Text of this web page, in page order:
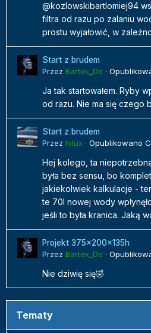
@kozlowskibartlomiej94
filtra od razu po zalaniu
prostu wyjałowić, w
Start z brudem
Przez Bartek_De ·
Ja tak startowałem. Ryby
od razu. Nie ma się czego
Start z brudem
Przez hilux · Opublikowano
Hej kolego, ta
była bez sensu, bo
jakiekolwiek kalkulacje -
te 70l nowej wody
jeśli to była kranica. Jaką
Projekt 375x200x135h
Przez Bartek_De ·
Nie dziwię się🤣
Tematy